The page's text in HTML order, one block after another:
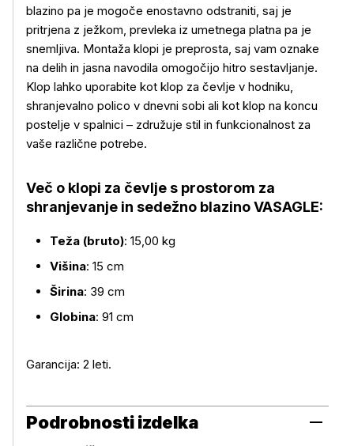
Več o izdelku
blazino pa je mogoče enostavno odstraniti, saj je
pritrjena z ježkom, prevleka iz umetnega platna pa je
snemljiva. Montaža klopi je preprosta, saj vam oznake
na delih in jasna navodila omogočijo hitro sestavljanje.
Klop lahko uporabite kot klop za čevlje v hodniku,
shranjevalno polico v dnevni sobi ali kot klop na koncu
postelje v spalnici – združuje stil in funkcionalnost za
vaše različne potrebe.
Več o klopi za čevlje s prostorom za
shranjevanje in sedežno blazino VASAGLE:
Teža (bruto): 15,00 kg
Višina: 15 cm
Širina: 39 cm
Globina: 91 cm
Garancija: 2 leti.
Podrobnosti izdelka